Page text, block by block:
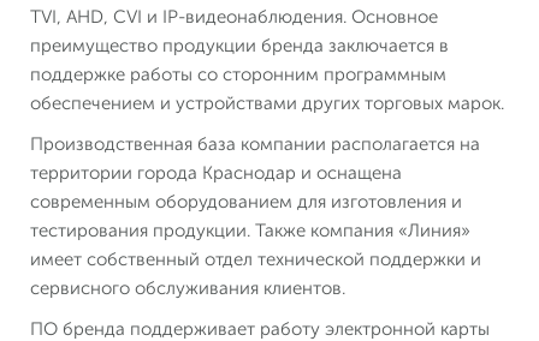
TVI, AHD, CVI и IP-видеонаблюдения. Основное
преимущество продукции бренда заключается в
поддержке работы со сторонним программным
обеспечением и устройствами других торговых марок.
Производственная база компании располагается на
территории города Краснодар и оснащена
современным оборудованием для изготовления и
тестирования продукции. Также компания «Линия»
имеет собственный отдел технической поддержки и
сервисного обслуживания клиентов.
ПО бренда поддерживает работу электронной карты